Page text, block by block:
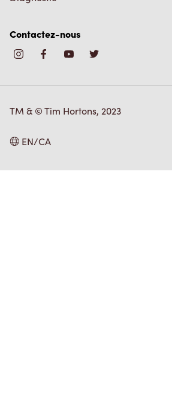
Contactez-nous
TM & © Tim Hortons, 2023
EN/CA